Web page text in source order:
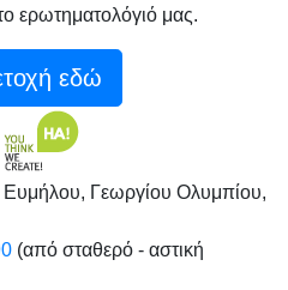
ερωτηματολόγιό μας.
εδώ
Γεωργίου Ολυμπίου,
(από σταθερό - αστική